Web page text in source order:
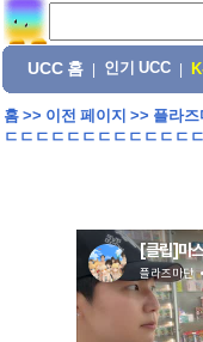
UCC 홈 인기 UCC
홈>> 이전 페이지 >> 플라
ㄷㄷㄷㄷㄷㄷㄷㄷㄷㄷㄷㄷ